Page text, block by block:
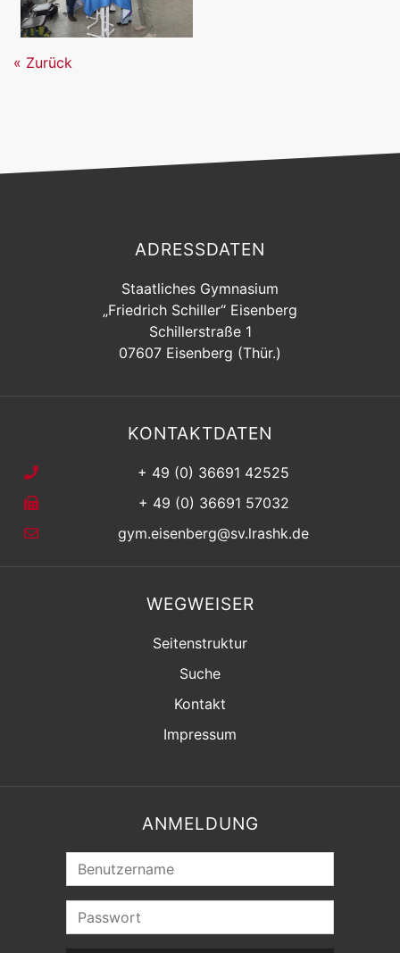
Zurück
ADRESSDATEN
Staatliches Gymnasium
„Friedrich Schiller“ Eisenberg
Schillerstraße 1
07607 Eisenberg (Thür.)
KONTAKTDATEN
+ 49 (0) 36691 42525
+ 49 (0) 36691 57032
gym.eisenberg@sv.lrashk.de
WEGWEISER
Seitenstruktur
Suche
Kontakt
Impressum
ANMELDUNG